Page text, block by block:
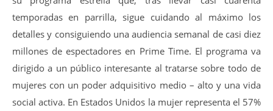
temporadas en parrilla, sigue cuidando al máximo los
detalles y consiguiendo una audiencia semanal de casi diez
millones de espectadores en Prime Time. El programa va
dirigido a un público interesante al tratarse sobre todo de
mujeres con un poder adquisitivo medio – alto y una vida
social activa. En Estados Unidos la mujer representa el 57%